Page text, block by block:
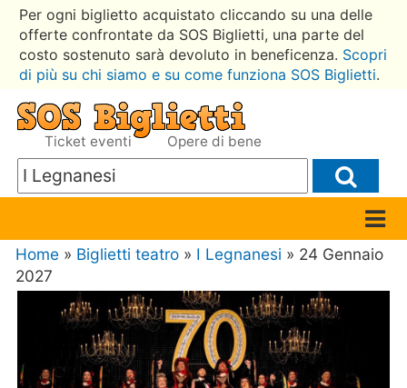
Per ogni biglietto acquistato cliccando su una delle
offerte confrontate da SOS Biglietti, una parte del
costo sostenuto sarà devoluto in beneficenza. Scopri
di più su chi siamo e su come funziona SOS Biglietti.
Ticket eventi Opere di bene
Home » Biglietti teatro » I Legnanesi » 24 Gennaio
2027